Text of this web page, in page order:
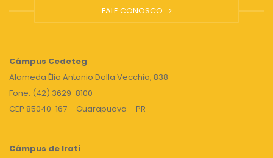
FALE CONOSCO
Câmpus Cedeteg
Alameda Élio Antonio Dalla Vecchia, 838
Fone: (42) 3629-8100
CEP 85040-167 – Guarapuava – PR
Câmpus de Irati